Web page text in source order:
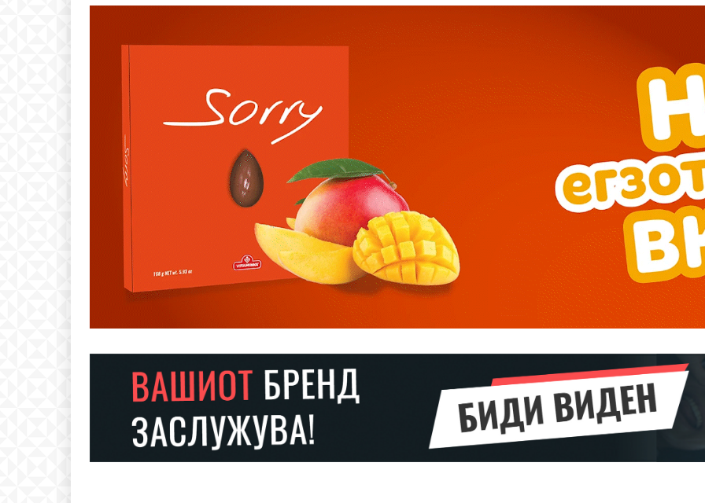
━ pricing plans
Free
бесплатно / forever
ИЗБЕРЕТЕ ПЛАН
Included for free:
Etiam est nibh, lobortis sit
Pro
$100 / yearplaceholder
ИЗБЕРЕТЕ
Full member access:
Etiam est nibh, lobortis sit